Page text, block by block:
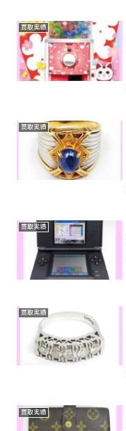
買取実績
買取実績
買取実績
買取実績
買取実績